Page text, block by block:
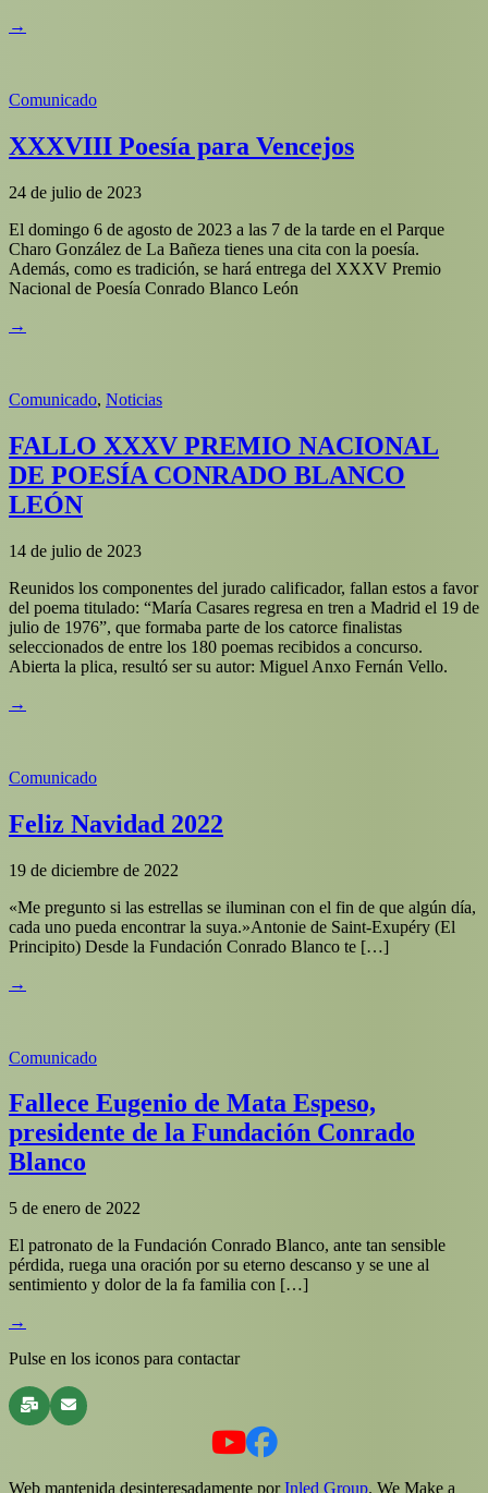
→
Comunicado
XXXVIII Poesía para Vencejos
24 de julio de 2023
El domingo 6 de agosto de 2023 a las 7 de la tarde en el Parque
Charo González de La Bañeza tienes una cita con la poesía.
Además, como es tradición, se hará entrega del XXXV Premio
Nacional de Poesía Conrado Blanco León
→
Comunicado, Noticias
FALLO XXXV PREMIO NACIONAL
DE POESÍA CONRADO BLANCO
LEÓN
14 de julio de 2023
Reunidos los componentes del jurado calificador, fallan estos a favor
del poema titulado: “María Casares regresa en tren a Madrid el 19 de
julio de 1976”, que formaba parte de los catorce finalistas
seleccionados de entre los 180 poemas recibidos a concurso.
Abierta la plica, resultó ser su autor: Miguel Anxo Fernán Vello.
→
Comunicado
Feliz Navidad 2022
19 de diciembre de 2022
«Me pregunto si las estrellas se iluminan con el fin de que algún día,
cada uno pueda encontrar la suya.»Antonie de Saint-Exupéry (El
Principito) Desde la Fundación Conrado Blanco te […]
→
Comunicado
Fallece Eugenio de Mata Espeso,
presidente de la Fundación Conrado
Blanco
5 de enero de 2022
El patronato de la Fundación Conrado Blanco, ante tan sensible
pérdida, ruega una oración por su eterno descanso y se une al
sentimiento y dolor de la fa familia con […]
→
Pulse en los iconos para contactar
Web mantenida desinteresadamente porInled Group. We Make a